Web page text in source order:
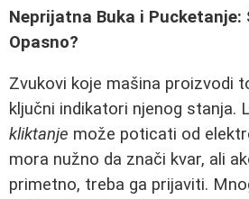
Neprijatna Buka i Pucketanje:
Opasno?
Zvukovi koje mašina proizvodi
ključni indikatori njenog stanja.
kliktanje može poticati od
mora nužno da znači kvar, ali
primetno, treba ga prijaviti.